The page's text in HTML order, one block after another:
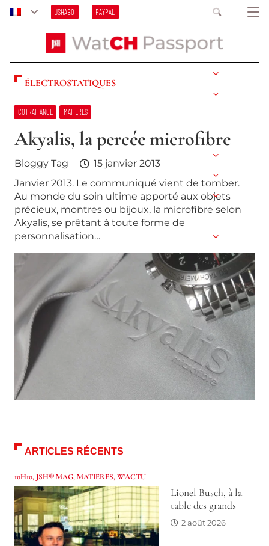
JSHABO PAYPAL
ÉLECTROSTATIQUES
COTRAITANCE MATIERES
Akyalis, la percée microfibre
Bloggy Tag
15 janvier 2013
Janvier 2013. Le communiqué vient de tomber.
Au monde du soin ultime apporté aux objets
précieux, montres ou bijoux, la microfibre selon
Akyalis, se prêtant à toute forme de
personnalisation…
ARTICLES RÉCENTS
10H10, JSH® MAG,MATIERES,W'ACTU
Lionel Busch, à la
table des grands
2 août 2026